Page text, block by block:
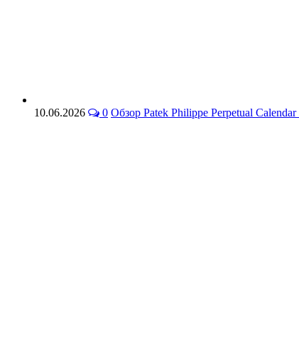
10.06.2026 0 Обзор Patek Philippe Perpetual